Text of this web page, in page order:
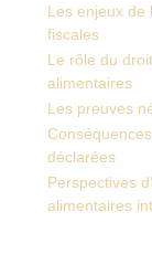
Les enjeux de
fiscales
Le rôle du
alimentaires
Les preuves
déclarées
Perspectives
alimentaires